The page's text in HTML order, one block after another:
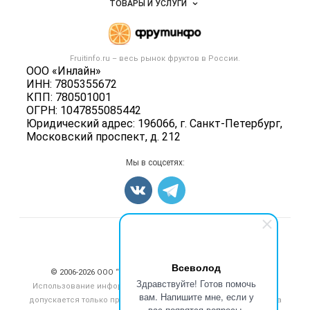
Всеволод
Здравствуйте! Готов помочь
вам. Напишите мне, если у
Fruitinfo.ru – весь рынок фруктов в России.
ООО «Инлайн»
ИНН: 7805355672
КПП: 780501001
ОГРН: 1047855085442
Юридический адрес: 196066, г. Санкт-Петербург,
Московский проспект, д. 212
Размещение рекламы
Публичная оферта
Контактная информация
Политика обработки персональных данных
Новости рынка
ТОВАРЫ И УСЛУГИ
Готовая продукция
Фрукты
Грибы
Оборудование
Карта объявлений
Мы в соцсетях:
© 2006‑2026 ООО “Инлайн”. 12+ Все права защищены.
Использование информации, размещенной на данном сайте,
допускается только при размещении активной гиперссылки на